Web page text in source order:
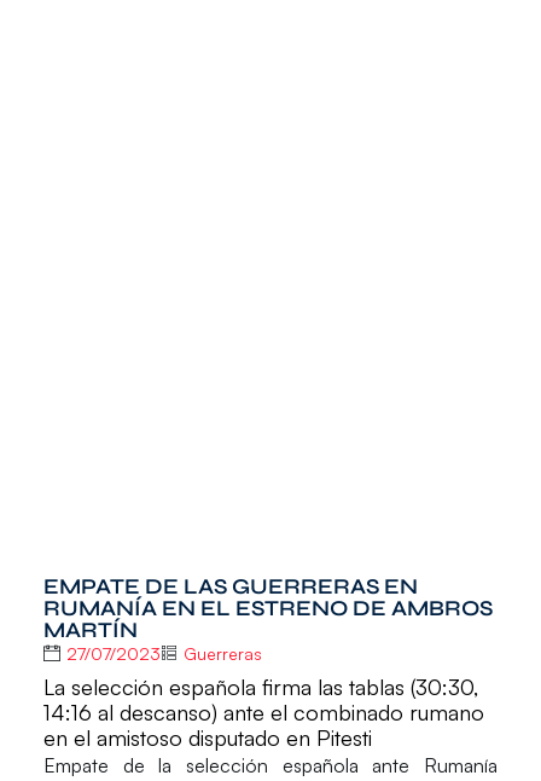
EMPATE DE LAS GUERRERAS EN
RUMANÍA EN EL ESTRENO DE AMBROS
MARTÍN
27/07/2023 Guerreras
La selección española firma las tablas (30:30,
14:16 al descanso) ante el combinado rumano
en el amistoso disputado en Pitesti
Empate de la selección española ante Rumanía